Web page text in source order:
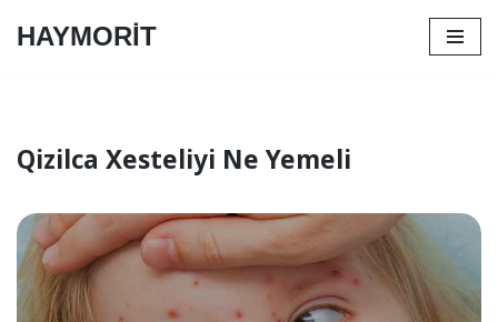
HAYMORİT
Qizilca Xesteliyi Ne Yemeli